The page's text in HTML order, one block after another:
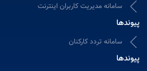
سامانه مدیریت کاربران اینترنت
پیوندها
سامانه تردد کارکنان
پیوندها